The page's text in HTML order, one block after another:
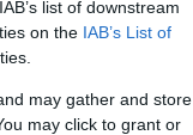
list of downstream
on the IAB’s List of
may gather and store
may click to grant or